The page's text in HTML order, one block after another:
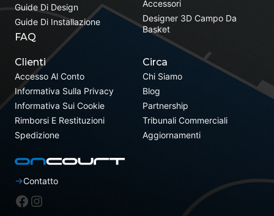
Accessori
Designer 3D Campo Da
Basket
Guide Di Design
Guide Di Installazione
FAQ
Clienti
Accesso Al Conto
Informativa Sulla Privacy
Informativa Sui Cookie
Rimborsi E Restituzioni
Spedizione
Circa
Chi Siamo
Blog
Partnership
Tribunali Commerciali
Aggiornamenti
Contatto
Facebook
Instagram